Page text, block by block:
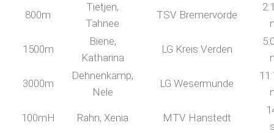
800m
Tietjen,
Tahnee
TSV Bremervörde
1500m
Biene,
Katharina
LG Kreis Verden
3000m
Dehnenkamp,
Nele
LG Wesermünde
100mH Rahn, Xenia MTV Hanstedt